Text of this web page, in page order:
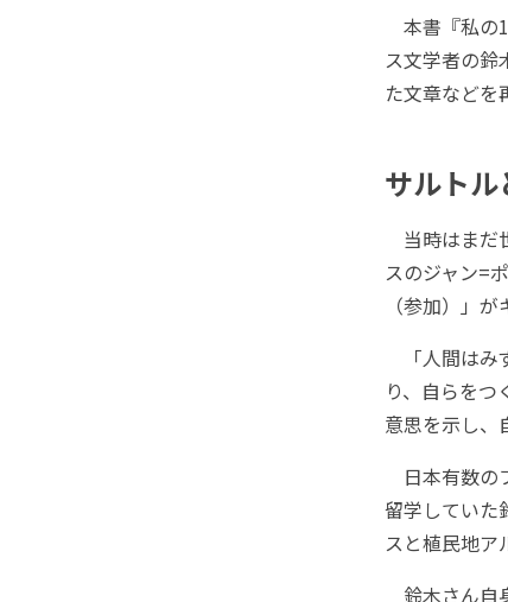
本書『私の
ス文学者の鈴
た文章などを
サルト
当時はまだ
スのジャン=
（参加）」
「人間はみ
り、自らを
意思を示し、
日本有数の
留学していた
スと植民地ア
鈴木さん自